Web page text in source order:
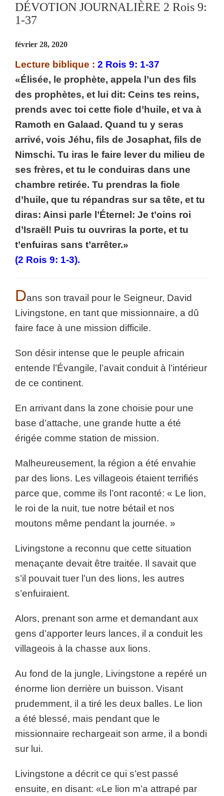
DÉVOTION JOURNALIÈRE 2 Rois 9:
1-37
février 28, 2020
Lecture biblique : 2 Rois 9: 1-37
«Élisée, le prophète, appela l’un des fils
des prophètes, et lui dit: Ceins tes reins,
prends avec toi cette fiole d’huile, et va à
Ramoth en Galaad. Quand tu y seras
arrivé, vois Jéhu, fils de Josaphat, fils de
Nimschi. Tu iras le faire lever du milieu de
ses frères, et tu le conduiras dans une
chambre retirée. Tu prendras la fiole
d’huile, que tu répandras sur sa tête, et tu
diras: Ainsi parle l’Éternel: Je t’oins roi
d’Israël! Puis tu ouvriras la porte, et tu
t’enfuiras sans t’arrêter.»
(2 Rois 9: 1-3).
Dans son travail pour le Seigneur, David
Livingstone, en tant que missionnaire, a dû
faire face à une mission difficile.
Son désir intense que le peuple africain
entende l’Évangile, l’avait conduit à l’intérieur
de ce continent.
En arrivant dans la zone choisie pour une
base d’attache, une grande hutte a été
érigée comme station de mission.
Malheureusement, la région a été envahie
par des lions. Les villageois étaient terrifiés
parce que, comme ils l’ont raconté: « Le lion,
le roi de la nuit, tue notre bétail et nos
moutons même pendant la journée. »
Livingstone a reconnu que cette situation
menaçante devait être traitée. Il savait que
s’il pouvait tuer l’un des lions, les autres
s’enfuiraient.
Alors, prenant son arme et demandant aux
gens d’apporter leurs lances, il a conduit les
villageois à la chasse aux lions.
Au fond de la jungle, Livingstone a repéré un
énorme lion derrière un buisson. Visant
prudemment, il a tiré les deux balles. Le lion
a été blessé, mais pendant que le
missionnaire rechargeait son arme, il a bondi
sur lui.
Livingstone a décrit ce qui s’est passé
ensuite, en disant: «Le lion m’a attrapé par